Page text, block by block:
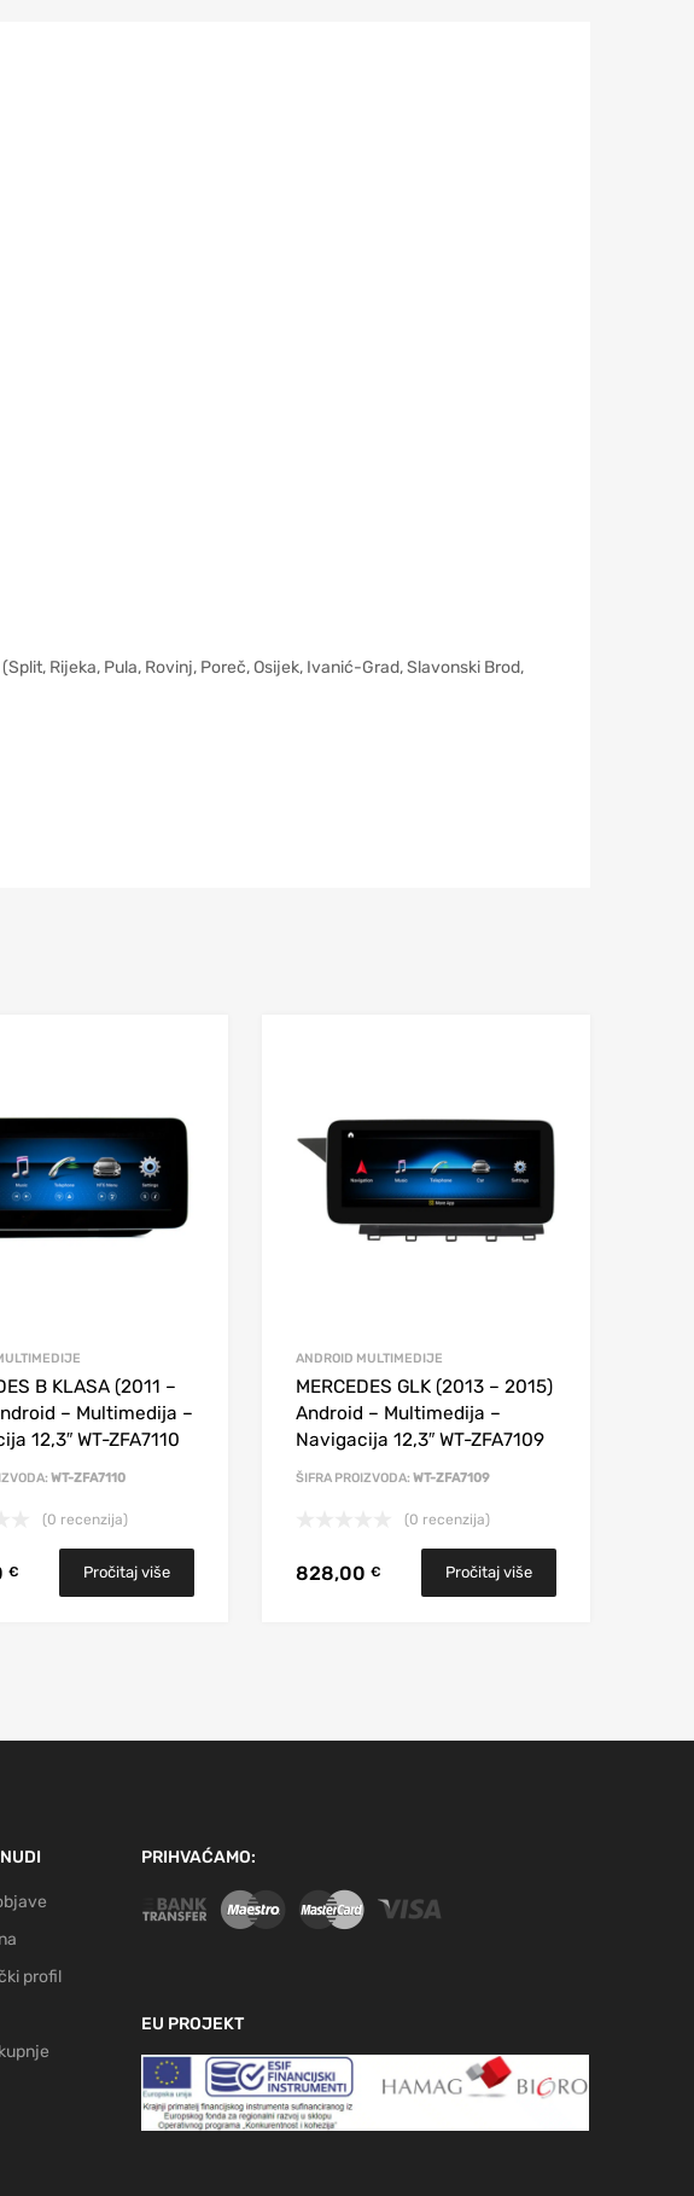
(Split, Rijeka, Pula, Rovinj, Poreč, Osijek, Ivanić-Grad, Slavonski Brod,
B KLASA (2011 –
– Multimedija –
12,3″ WT-ZFA7110
WT-ZFA7110
(0 recenzija)
€ Pročitaj više
ANDROID MULTIMEDIJE
MERCEDES GLK (2013 – 2015)
Android – Multimedija –
Navigacija 12,3″ WT-ZFA7109
ŠIFRA PROIZVODA: WT-ZFA7109
(0 recenzija)
828,00 € Pročitaj više
profil
PRIHVAĆAMO:
EU PROJEKT